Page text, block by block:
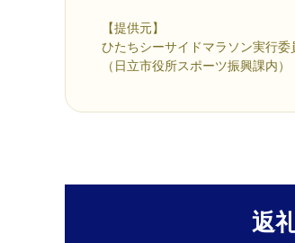
【提供元】
ひたちシーサイドマラソン実行委
（日立市役所スポーツ振興課内）
返